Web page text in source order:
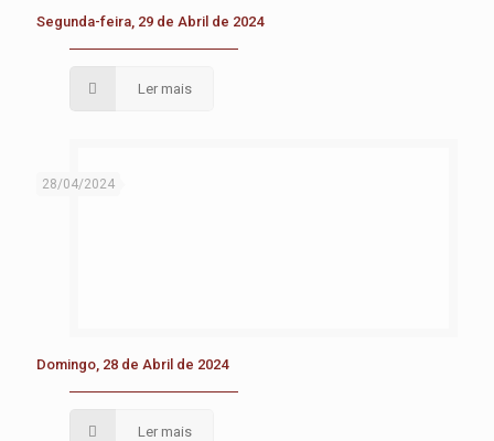
Segunda-feira, 29 de Abril de 2024
Ler mais
28/04/2024
Domingo, 28 de Abril de 2024
Ler mais